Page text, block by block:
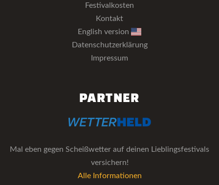
Festivalkosten
Kontakt
English version
Datenschutzerklärung
Impressum
PARTNER
Mal eben gegen Scheißwetter auf deinen Lieblingsfestivals
versichern!
Alle Informationen